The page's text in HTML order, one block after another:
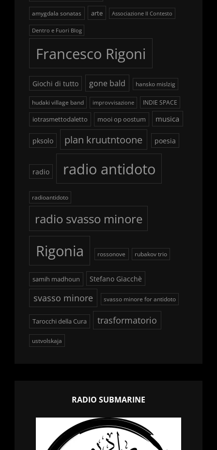
amygdala sonatas arte Associazione Il Contesto
Dentro e Fuori Blog
Francesco Rigoni
Giochi di tutto gone bald hansko mislzig
hudaki village band improvvisazione INDIE SPACE
iotrasmettodaletto mooi op oostum musica
pksolo plan kruutntoone poesia
radio radio antidoto
radioantidoto
radio svasso minore
Rigonia rossonove rubakov trio
samih madhoun Stefano Giacchè
svasso minore svasso minore for antidoto
Tarocchi della Cura trasformatorio
ustvolskaja
RADIO SUBMARINE